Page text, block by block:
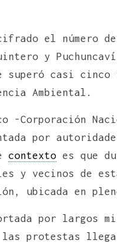
el número
y
superó casi
Ambiental.
-Corporación
por
contexto es que
y vecinos de
ubicada en
por largos
protestas